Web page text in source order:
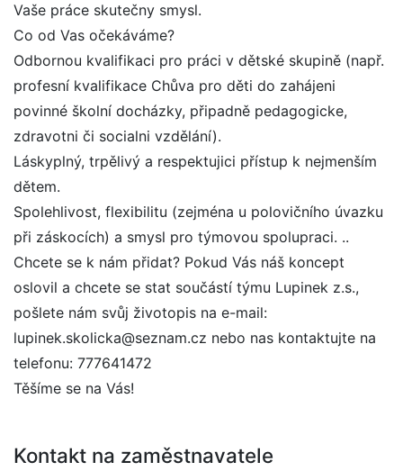
Vaše práce skutečny smysl.
Co od Vas očekáváme? 
Odbornou kvalifikaci pro práci v dětské skupině (např.
profesní kvalifikace Chůva pro děti do zahájeni
povinné školní docházky, připadně pedagogicke,
zdravotni či socialni vzdělání).
Láskyplný, trpělivý a respektujici přístup k nejmenším
dětem. 
Spolehlivost, flexibilitu (zejména u polovičního úvazku
při záskocích) a smysl pro týmovou spolupraci. ..
Chcete se k nám přidat? Pokud Vás náš koncept
oslovil a chcete se stat součástí týmu Lupinek z.s.,
pošlete nám svůj životopis na e-mail:
lupinek.skolicka@seznam.cz nebo nas kontaktujte na
telefonu: 777641472
Těšíme se na Vás!
Kontakt na zaměstnavatele